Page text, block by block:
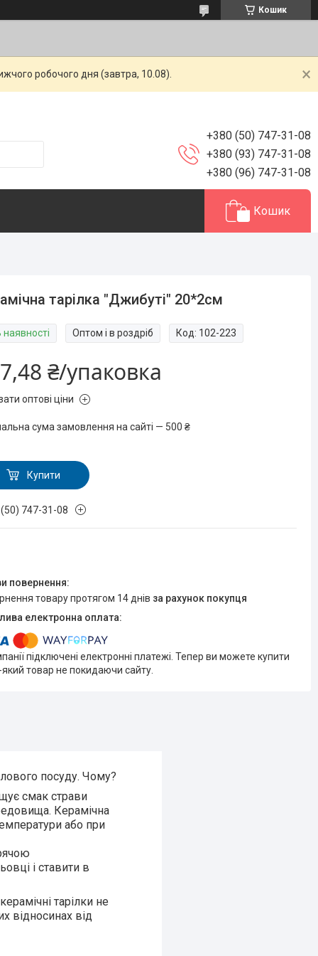
Кошик
робочого дня (завтра, 10.08).
+380 (50) 747-31-08
+380 (93) 747-31-08
+380 (96) 747-31-08
Кошик
тарілка "Джибуті" 20*2см
наявності Оптом і в роздріб Код: 102-223
₴/упаковка
оптові ціни
сума замовлення на сайті — 500 ₴
Купити
747-31-08
товару протягом 14 днів за рахунок покупця
підключені електронні платежі. Тепер ви можете купити
товар не покидаючи сайту.
посуду. Чому?
смак страви
Керамічна
або при
і ставити в
тарілки не
відносинах від